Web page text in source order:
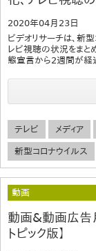
2020年04月23日
ビデオリサーチは、新
レビ視聴の状況をまと
態宣言から2週間が経
テレビ メディア
新型コロナウイルス
動画
動画&動画広告
トピック版】